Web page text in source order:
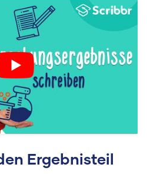
Ergebnisteil